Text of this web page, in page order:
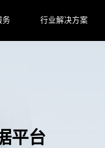
务 行业解决方案
平台